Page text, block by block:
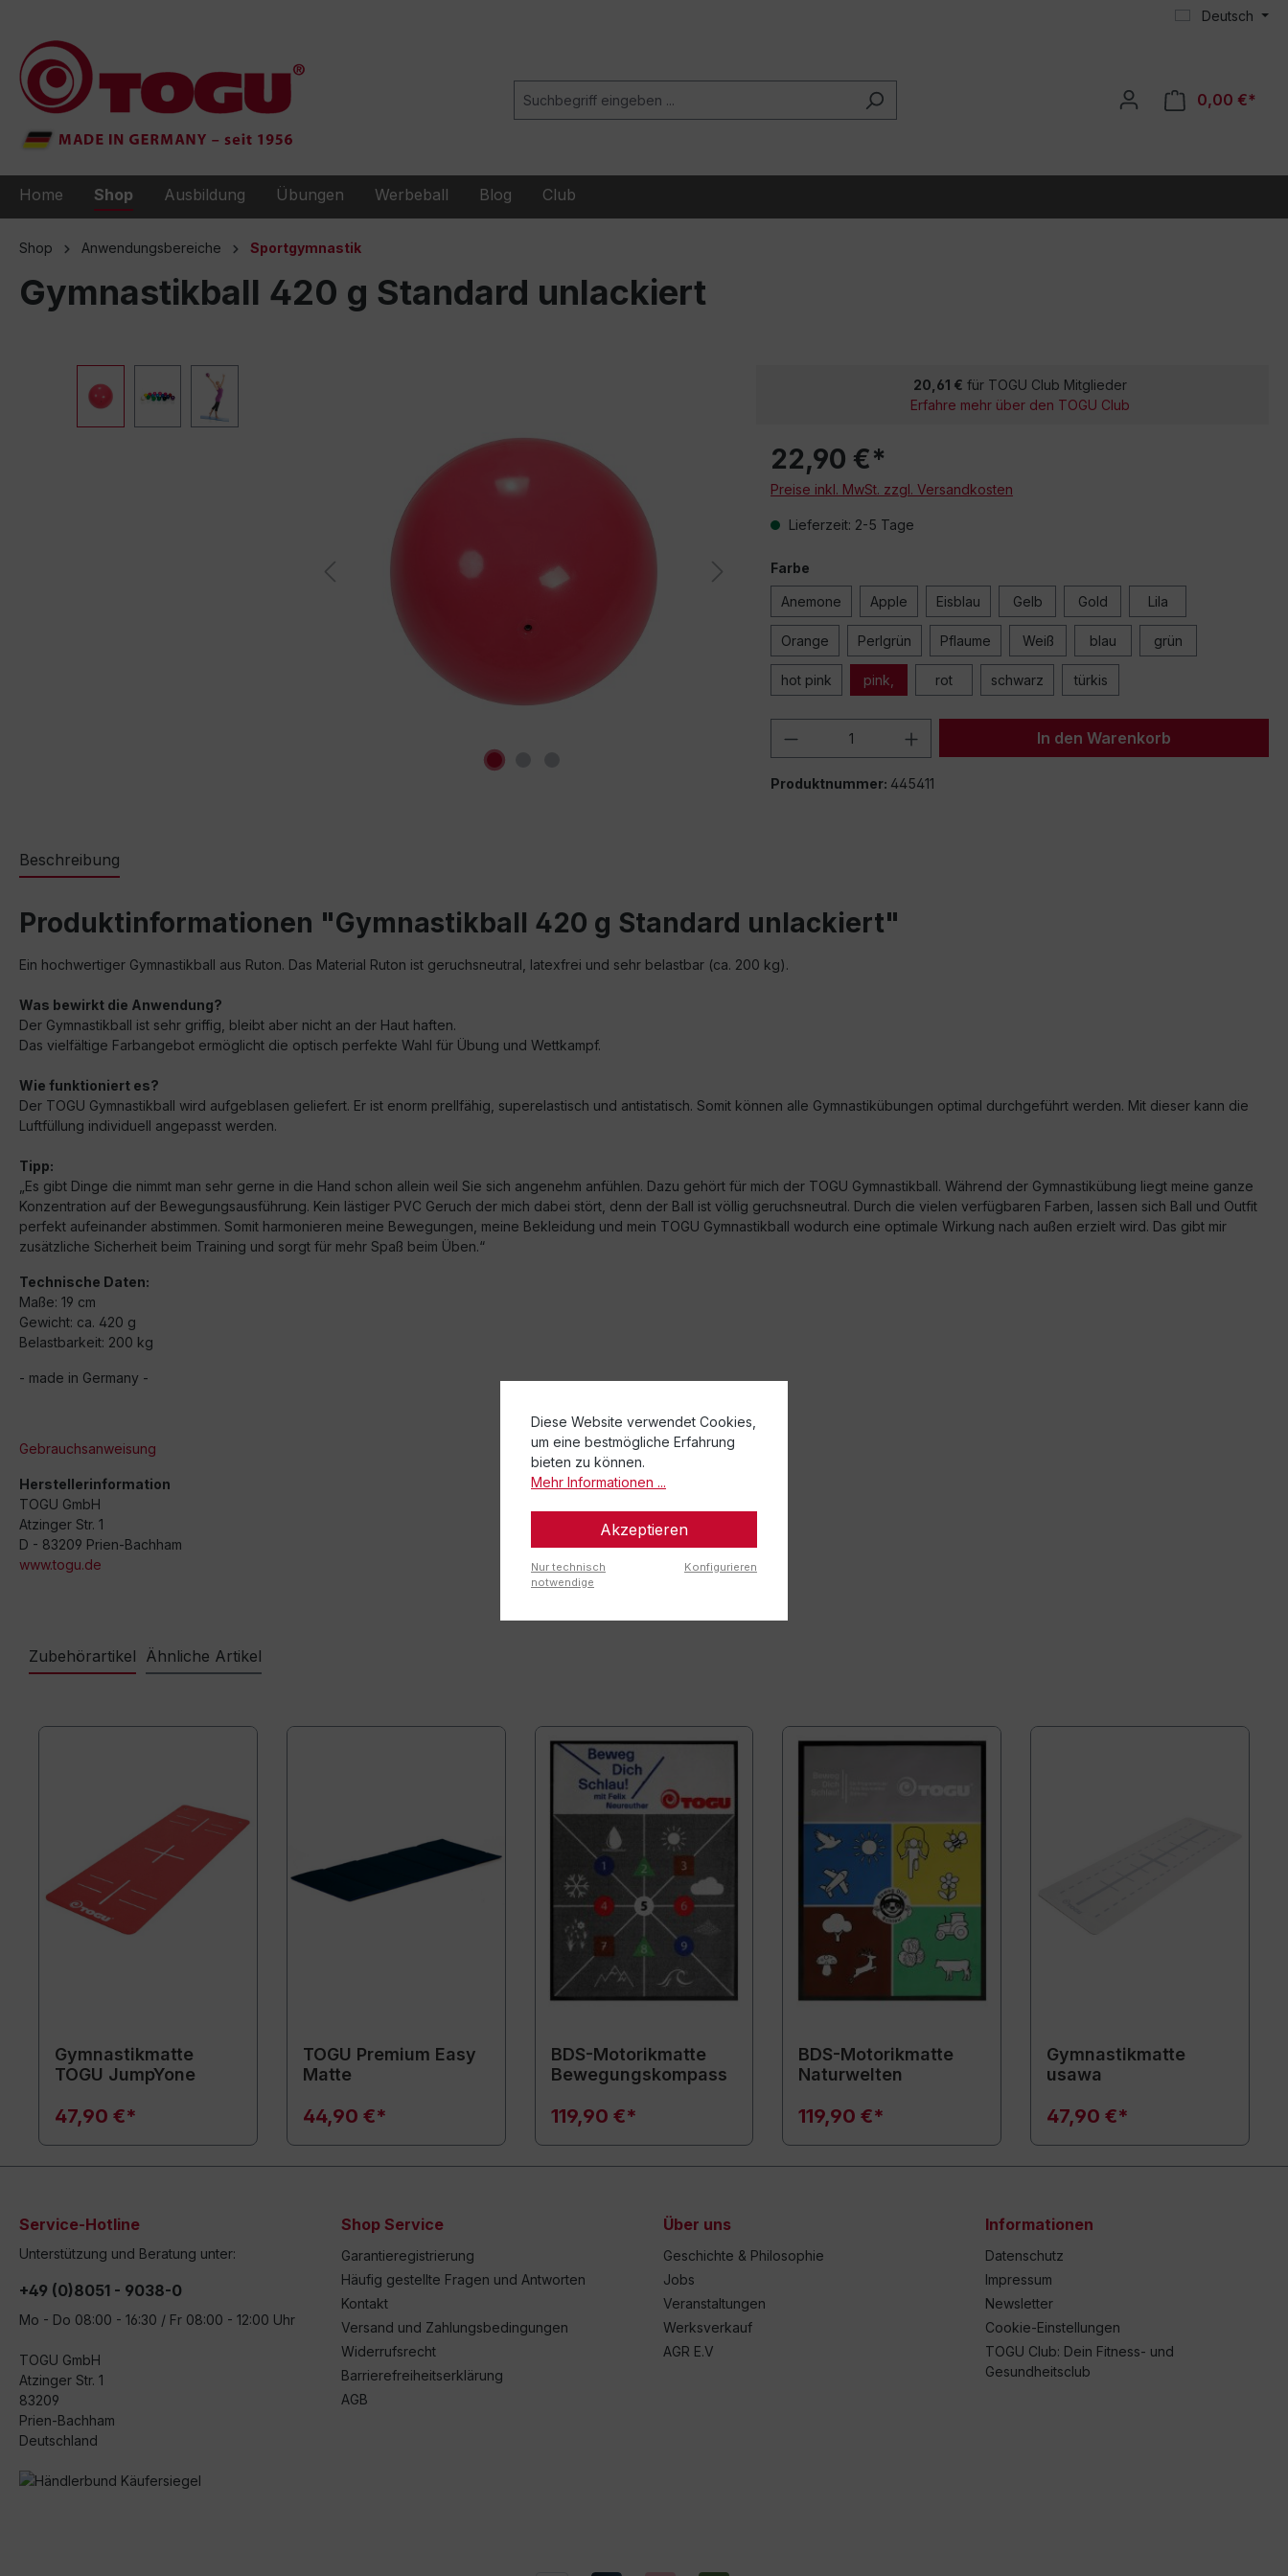
Deutsch
0,00 €*
Home Shop Ausbildung Übungen Werbeball Blog Club
Shop Anwendungsbereiche Sportgymnastik
Gymnastikball 420 g Standard unlackiert
20,61 € für TOGU Club Mitglieder
Erfahre mehr über den TOGU Club
22,90 €*
Preise inkl. MwSt. zzgl. Versandkosten
Lieferzeit: 2-5 Tage
Farbe
Anemone Apple Eisblau Gelb Gold Lila
Orange Perlgrün Pflaume Weiß blau grün
hot pink pink, rot schwarz türkis
Produkt Anzahl: Gib den gewünschten Wert
In den Warenkorb
Produktnummer: 445411
Beschreibung
Produktinformationen "Gymnastikball 420 g Standard unlackiert"
Ein hochwertiger Gymnastikball aus Ruton. Das Material Ruton ist geruchsneutral, latexfrei und sehr belastbar (ca. 200 kg).
Was bewirkt die Anwendung?
Der Gymnastikball ist sehr griffig, bleibt aber nicht an der Haut haften.
Das vielfältige Farbangebot ermöglicht die optisch perfekte Wahl für Übung und Wettkampf.
Wie funktioniert es?
Der TOGU Gymnastikball wird aufgeblasen geliefert. Er ist enorm prellfähig, superelastisch und antistatisch. Somit können alle Gymnastikübungen optimal durchgeführt werden. Mit dieser kann die
Luftfüllung individuell angepasst werden.
Tipp:
„Es gibt Dinge die nimmt man sehr gerne in die Hand schon allein weil Sie sich angenehm anfühlen. Dazu gehört für mich der TOGU Gymnastikball. Während der Gymnastikübung liegt meine ganze
Konzentration auf der Bewegungsausführung. Kein lästiger PVC Geruch der mich dabei stört, denn der Ball ist völlig geruchsneutral. Durch die vielen verfügbaren Farben, lassen sich Ball und Outfit
perfekt aufeinander abstimmen. Somit harmonieren meine Bewegungen, meine Bekleidung und mein TOGU Gymnastikball wodurch eine optimale Wirkung nach außen erzielt wird. Das gibt mir
zusätzliche Sicherheit beim Training und sorgt für mehr Spaß beim Üben.“
Technische Daten:
Maße: 19 cm
Gewicht: ca. 420 g
Belastbarkeit: 200 kg
- made in Germany -
Gebrauchsanweisung
Herstellerinformation
TOGU GmbH
Atzinger Str. 1
D - 83209 Prien-Bachham
www.togu.de
Zubehörartikel Ähnliche Artikel
Gymnastikmatte
TOGU JumpYone
47,90 €*
TOGU Premium Easy
Matte
44,90 €*
BDS-Motorikmatte
Bewegungskompass
119,90 €*
BDS-Motorikmatte
Naturwelten
119,90 €*
Gymnastikmatte
usawa
47,90 €*
Service-Hotline
Unterstützung und Beratung unter:
+49 (0)8051 - 9038-0
Mo - Do 08:00 - 16:30 / Fr 08:00 - 12:00 Uhr
TOGU GmbH
Atzinger Str. 1
83209
Prien-Bachham
Deutschland
Shop Service
Garantieregistrierung
Häufig gestellte Fragen und Antworten
Kontakt
Versand und Zahlungsbedingungen
Widerrufsrecht
Barrierefreiheitserklärung
AGB
Über uns
Geschichte & Philosophie
Jobs
Veranstaltungen
Werksverkauf
AGR E.V
Informationen
Datenschutz
Impressum
Newsletter
Cookie-Einstellungen
TOGU Club: Dein Fitness- und
Gesundheitsclub
Diese Website verwendet Cookies,
um eine bestmögliche Erfahrung
bieten zu können.
Mehr Informationen ...
Akzeptieren
Nur technisch
notwendige
Konfigurieren